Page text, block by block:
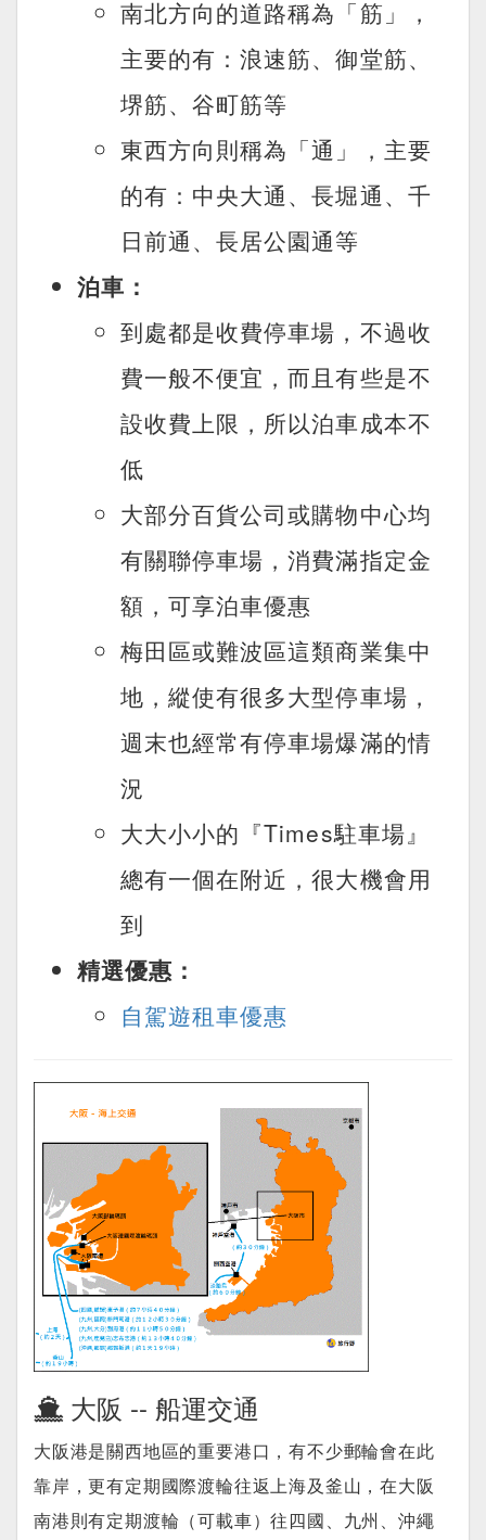
南北方向的道路稱為「筋」，
主要的有：浪速筋、御堂筋、
堺筋、谷町筋等
東西方向則稱為「通」，主要
的有：中央大通、長堀通、千
日前通、長居公園通等
泊車：
到處都是收費停車場，不過收
費一般不便宜，而且有些是不
設收費上限，所以泊車成本不
低
大部分百貨公司或購物中心均
有關聯停車場，消費滿指定金
額，可享泊車優惠
梅田區或難波區這類商業集中
地，縱使有很多大型停車場，
週末也經常有停車場爆滿的情
況
大大小小的『Times駐車場』
總有一個在附近，很大機會用
到
精選優惠：
自駕遊租車優惠
大阪 -- 船運交通
大阪港是關西地區的重要港口，有不少郵輪會在此
靠岸，更有定期國際渡輪往返上海及釜山，在大阪
南港則有定期渡輪（可載車）往四國、九州、沖繩